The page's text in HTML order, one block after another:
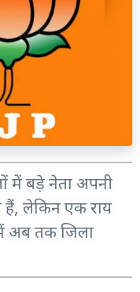
में बड़े नेता अपनी
हैं, लेकिन एक राय
अब तक जिला